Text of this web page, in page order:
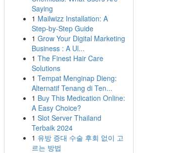
Saying
1 Mailwizz Installation: A
Step-by-Step Guide
1 Grow Your Digital Marketing
Business : A Ul...
1 The Finest Hair Care
Solutions
1 Tempat Menginap Dieng:
Alternatif Tenang di Ten...
1 Buy This Medication Online:
A Easy Choice?
1 Slot Server Thailand
Terbaik 2024
1 유방 증대 수술 후회 없이 고
르는 방법